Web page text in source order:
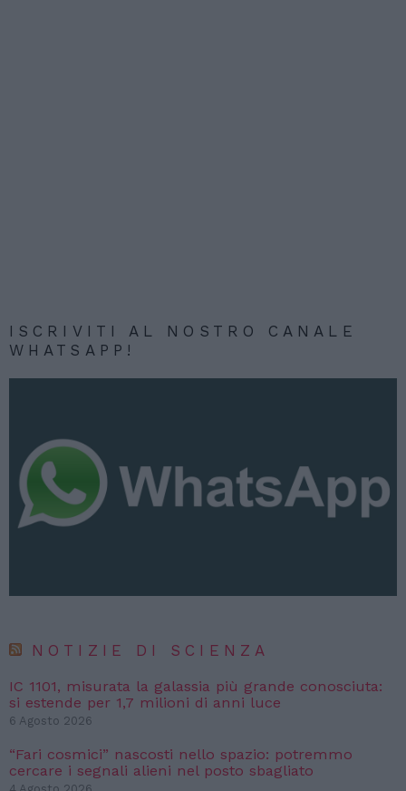
ISCRIVITI AL NOSTRO CANALE
WHATSAPP!
NOTIZIE DI SCIENZA
IC 1101, misurata la galassia più grande conosciuta:
si estende per 1,7 milioni di anni luce
6 Agosto 2026
“Fari cosmici” nascosti nello spazio: potremmo
cercare i segnali alieni nel posto sbagliato